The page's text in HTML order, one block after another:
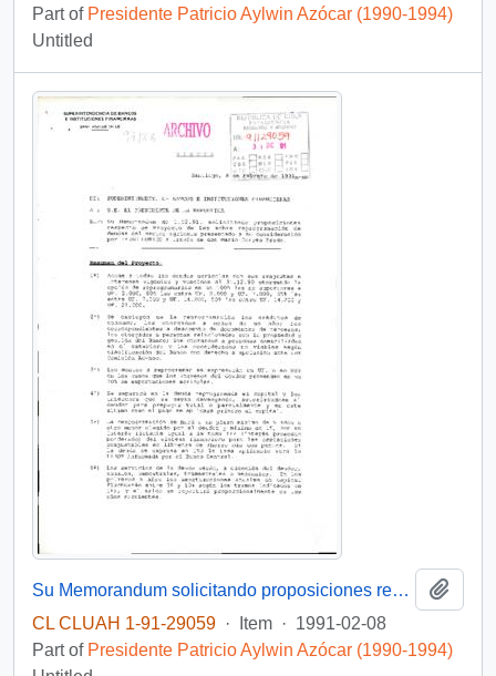
Part of Presidente Patricio Aylwin Azócar (1990-1994)
Untitled
Su Memorandum solicitando proposiciones respecto de Proyecto de Ley sobre reprogramación de deudas del sector agrícola presentado a su consideración por FEDAC-Curico
CL CLUAH 1-91-29059 · Item · 1991-02-08
Part of Presidente Patricio Aylwin Azócar (1990-1994)